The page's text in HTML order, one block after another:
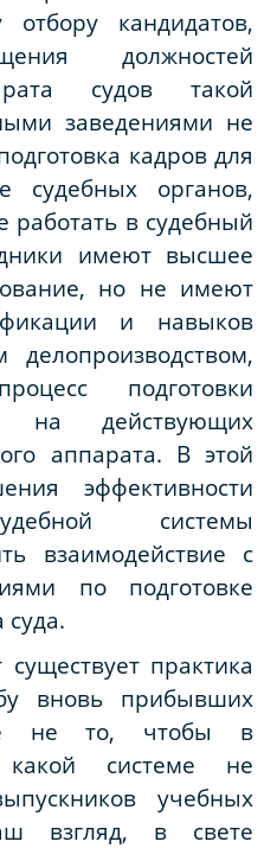
отбору кандидатов,
должностей
судов такой
заведениями не
кадров для
судебных органов,
работать в судебный
имеют высшее
но не имеют
и навыков
подготовки
на действующих
аппарата. В этой
эффективности
системы
взаимодействие с
по подготовке
суда.
практика
вновь прибывших
не то, чтобы в
системе не
учебных
взгляд, в свете